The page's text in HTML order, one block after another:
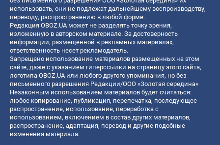
использовать, они не подлежат дальнейшему воспроизводству,
переводу, распространению в любой форме.
Редакция OBOZ.UA может не разделять точку зрения,
изложенную в авторском материале. За достоверность
информации, размещенной в рекламных материалах,
ответственность несет рекламодатель.
Запрещено использование материалов размещенных на этом
сайте, даже с указанием гиперссылки на страницу этого сайта,
логотипа OBOZ.UA или любого другого упоминания, но без
письменного разрешения Редакции/ООО «Золотая середина»
Незаконным использованием материалов будет считаться:
любое копирование, публикация, перепечатка, последующее
распространение, использование, переработка с
использованием, включением в состав других материалов,
распространение, адаптация, перевод и другие подобные
изменения материала.